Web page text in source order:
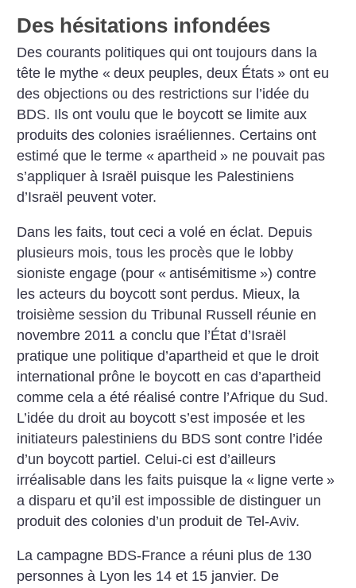
Des hésitations infondées
Des courants politiques qui ont toujours dans la
tête le mythe « deux peuples, deux États » ont eu
des objections ou des restrictions sur l’idée du
BDS. Ils ont voulu que le boycott se limite aux
produits des colonies israéliennes. Certains ont
estimé que le terme « apartheid » ne pouvait pas
s’appliquer à Israël puisque les Palestiniens
d’Israël peuvent voter.
Dans les faits, tout ceci a volé en éclat. Depuis
plusieurs mois, tous les procès que le lobby
sioniste engage (pour « antisémitisme ») contre
les acteurs du boycott sont perdus. Mieux, la
troisième session du Tribunal Russell réunie en
novembre 2011 a conclu que l’État d’Israël
pratique une politique d’apartheid et que le droit
international prône le boycott en cas d’apartheid
comme cela a été réalisé contre l’Afrique du Sud.
L’idée du droit au boycott s’est imposée et les
initiateurs palestiniens du BDS sont contre l’idée
d’un boycott partiel. Celui-ci est d’ailleurs
irréalisable dans les faits puisque la « ligne verte »
a disparu et qu’il est impossible de distinguer un
produit des colonies d’un produit de Tel-Aviv.
La campagne BDS-France a réuni plus de 130
personnes à Lyon les 14 et 15 janvier. De